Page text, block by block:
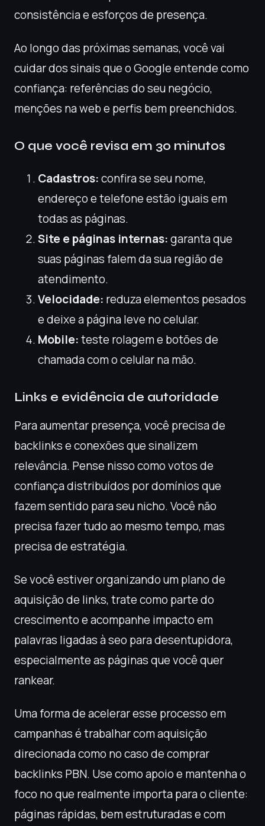
consistência e esforços de presença.
Ao longo das próximas semanas, você vai
cuidar dos sinais que o Google entende como
confiança: referências do seu negócio,
menções na web e perfis bem preenchidos.
O que você revisa em 30 minutos
Cadastros:confira se seu nome,
endereço e telefone estão iguais em
todas as páginas.
Site e páginas internas:garanta que
suas páginas falem da sua região de
atendimento.
Velocidade: reduza elementos pesados
e deixe a página leve no celular.
Mobile:teste rolagem e botões de
chamada com o celular na mão.
Links e evidência de autoridade
Para aumentar presença, você precisa de
backlinks e conexões que sinalizem
relevância. Pense nisso como votos de
confiança distribuídos por domínios que
fazem sentido para seu nicho. Você não
precisa fazer tudo ao mesmo tempo, mas
precisa de estratégia.
Se você estiver organizando um plano de
aquisição de links, trate como parte do
crescimento e acompanhe impacto em
palavras ligadas à seo para desentupidora,
especialmente as páginas que você quer
rankear.
Uma forma de acelerar esse processo em
campanhas é trabalhar com aquisição
direcionada como no caso de comprar
backlinks PBN. Use como apoio e mantenha o
foco no que realmente importa para o cliente:
páginas rápidas, bem estruturadas e com